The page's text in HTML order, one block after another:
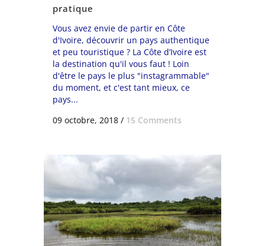
pratique
Vous avez envie de partir en Côte
d'Ivoire, découvrir un pays authentique
et peu touristique ? La Côte d’Ivoire est
la destination qu'il vous faut ! Loin
d'être le pays le plus "instagrammable"
du moment, et c'est tant mieux, ce
pays...
09 octobre, 2018 / 15 Comments